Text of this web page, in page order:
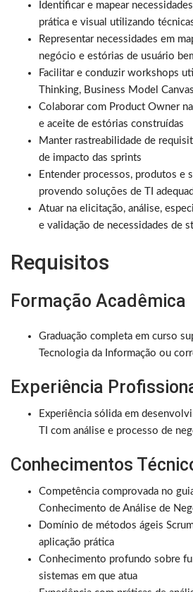
Identificar e mapear
prática e visual utilizando
Representar necessidades em
negócio e estórias de usuário
Facilitar e conduzir workshops
Thinking, Business Model
Colaborar com Product Owner
e aceite de estórias construídas
Manter rastreabilidade de
de impacto das sprints
Entender processos, produtos e
provendo soluções de TI
Atuar na elicitação, análise,
e validação de necessidades de
Requisitos
Formação Acadêmica
Graduação completa em curso
Tecnologia da Informação ou
Experiência
Experiência sólida em
TI com análise e processo de
Conhecimentos
Competência comprovada no
Conhecimento de Análise de
Domínio de métodos ágeis
aplicação prática
Conhecimento profundo sobre
sistemas em que atua